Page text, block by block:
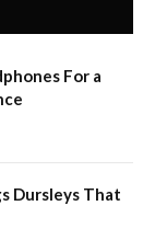
For a
Dursleys That